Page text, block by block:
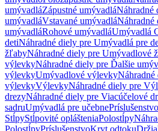
umývadláZápustné umývadláNáhradné
umývadláVstavané umývadláNáhradné
umývadláRohové umývadláUmývadlá
detiNáhradné diely pre Umývadlá pre
žľabyNáhradné diely pre Umývadlové
výlevkyNáhradné diely pre Ďalšie
výlevkyUmývadlové výlevky
výlevkyVýlevkyNáhradné diely pre
drezyNáhradné diely pre Viacúčelové
sadruUmývadlá pre učebnePríslušenstvo
StĺpyStĺpovité oplášteniaPolostĺpy
PolostĺpyPríslušenstvoKryt odtoku